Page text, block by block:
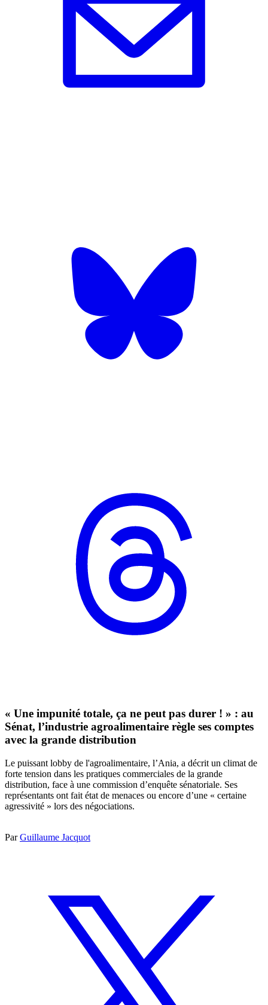
« Une impunité totale, ça ne peut pas durer ! » : au
Sénat, l’industrie agroalimentaire règle ses comptes
avec la grande distribution
Le puissant lobby de l'agroalimentaire, l’Ania, a décrit un climat de
forte tension dans les pratiques commerciales de la grande
distribution, face à une commission d’enquête sénatoriale. Ses
représentants ont fait état de menaces ou encore d’une « certaine
agressivité » lors des négociations.
ParGuillaume Jacquot